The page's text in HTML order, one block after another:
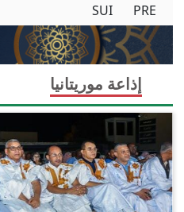
PRE
SUI
إذاعة موريتانيا